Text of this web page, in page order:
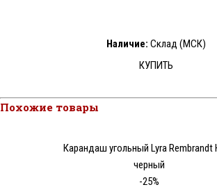
Наличие: Склад (МСК)
КУПИТЬ
Похожие товары
Карандаш угольный Lyra Rembrandt
черный
-25%